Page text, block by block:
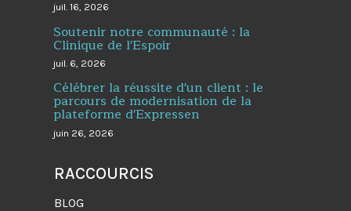
juil. 16, 2026
Soutenir notre communauté : la
Clinique de l'Espoir
juil. 6, 2026
Célébrer la réussite d'un client : le
parcours de modernisation de la
plateforme d'Expressen
juin 26, 2026
RACCOURCIS
BLOG